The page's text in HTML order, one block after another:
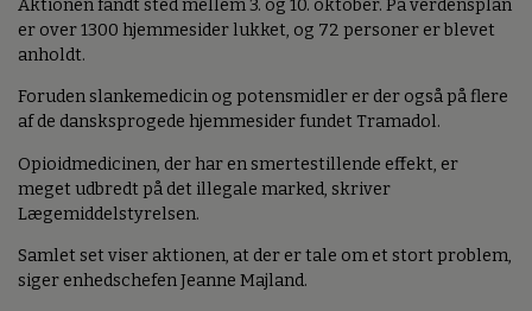
Aktionen fandt sted mellem 3. og 10. oktober. På verdensplan
er over 1300 hjemmesider lukket, og 72 personer er blevet
anholdt.
Foruden slankemedicin og potensmidler er der også på flere
af de dansksprogede hjemmesider fundet Tramadol.
Opioidmedicinen, der har en smertestillende effekt, er
meget udbredt på det illegale marked, skriver
Lægemiddelstyrelsen.
Samlet set viser aktionen, at der er tale om et stort problem,
siger enhedschefen Jeanne Majland.